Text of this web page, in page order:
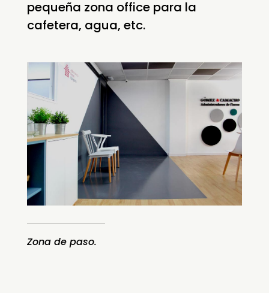
pequeña zona office para la
cafetera, agua, etc.
Zona de paso.